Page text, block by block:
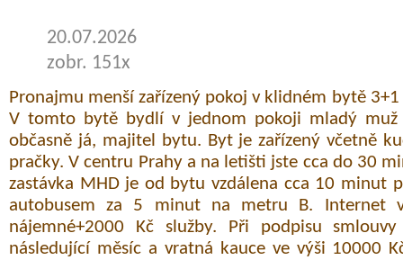
20.07.2026
zobr. 151x
Pronajmu menší zařízený pokoj v klidném bytě
V tomto bytě bydlí v jednom pokoji mladý
občasně já, majitel bytu. Byt je zařízený včetně
pračky. V centru Prahy a na letišti jste cca do 30
zastávka MHD je od bytu vzdálena cca 10 minut
autobusem za 5 minut na metru B. Internet
nájemné+2000 Kč služby. Při podpisu
následující měsíc a vratná kauce ve výši 10000